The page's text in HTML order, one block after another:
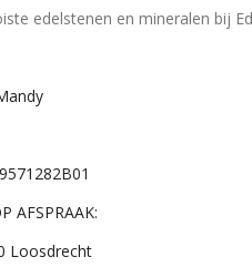
edelstenen en mineralen bij
AFSPRAAK:
Loosdrecht